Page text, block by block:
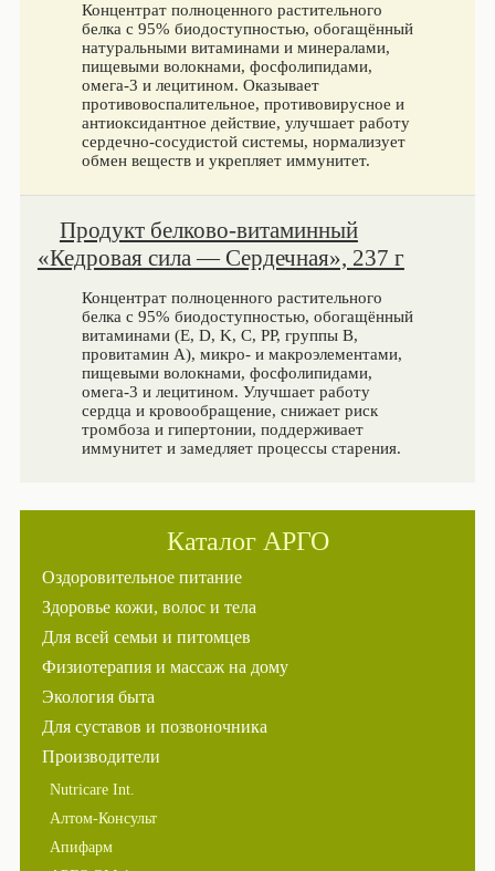
Концентрат полноценного растительного
белка с 95% биодоступностью, обогащённый
натуральными витаминами и минералами,
пищевыми волокнами, фосфолипидами,
омега-3 и лецитином. Оказывает
противовоспалительное, противовирусное и
антиоксидантное действие, улучшает работу
сердечно-сосудистой системы, нормализует
обмен веществ и укрепляет иммунитет.
Продукт белково-витаминный
«Кедровая сила — Сердечная», 237 г
Концентрат полноценного растительного
белка с 95% биодоступностью, обогащённый
витаминами (E, D, K, C, PP, группы B,
провитамин A), микро- и макроэлементами,
пищевыми волокнами, фосфолипидами,
омега-3 и лецитином. Улучшает работу
сердца и кровообращение, снижает риск
тромбоза и гипертонии, поддерживает
иммунитет и замедляет процессы старения.
Каталог АРГО
Оздоровительное питание
Здоровье кожи, волос и тела
Для всей семьи и питомцев
Физиотерапия и массаж на дому
Экология быта
Для суставов и позвоночника
Производители
Nutricare Int.
Алтом-Консульт
Апифарм